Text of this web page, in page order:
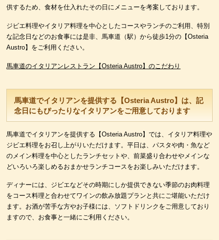
供するため、食材を仕入れたその日にメニューを考案しております。
ジビエ料理やイタリア料理を中心としたコースやランチのご利用、特別
な記念日などのお食事には是非、馬車道（駅）から徒歩1分の【Osteria
Austro】をご利用ください。
馬車道のイタリアンレストラン【Osteria Austro】のこだわり
馬車道でイタリアンを提供する【Osteria Austro】は、記
念日にもぴったりなイタリアンをご用意しております
馬車道でイタリアンを提供する【Osteria Austro】では、イタリア料理や
ジビエ料理をお召し上がりいただけます。平日は、パスタや肉・魚など
のメイン料理を中心としたランチセットや、前菜盛り合わせやメインな
どいろいろ楽しめるおまかせランチコースをお楽しみいただけます。
ディナーには、ジビエなどその時期にしか提供できない季節のお肉料理
をコース料理と合わせてワインの飲み放題プランと共にご堪能いただけ
ます。お酒が苦手な方やお子様には、ソフトドリンクをご用意しており
ますので、お食事と一緒にご利用ください。